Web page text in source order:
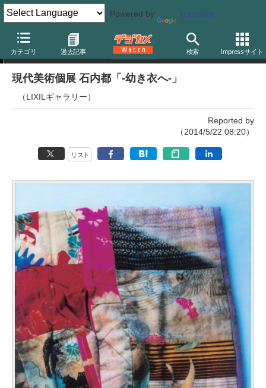
Powered by Translate
カテゴリ 過去記事 検索 Impressサイト
写真展
現代美術個展 石内都「-幼き衣へ-」
（LIXILギャラリー）
Reported by
（2014/5/22 08:20）
リスト